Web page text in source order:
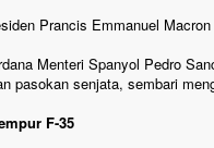
Prancis Emmanuel
Menteri Spanyol Pedro
pasokan senjata, sembari
F-35